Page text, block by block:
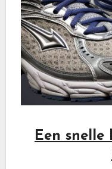
Een snelle